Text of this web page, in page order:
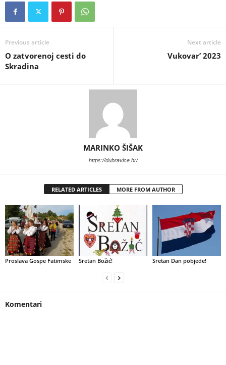
Previous article
O zatvorenoj cesti do
Skradina
Next article
Vukovar’ 2023
MARINKO ŠIŠAK
https://dubravice.hr/
RELATED ARTICLES MORE FROM AUTHOR
Proslava Gospe Fatimske Sretan Božić! Sretan Dan pobjede!
Komentari